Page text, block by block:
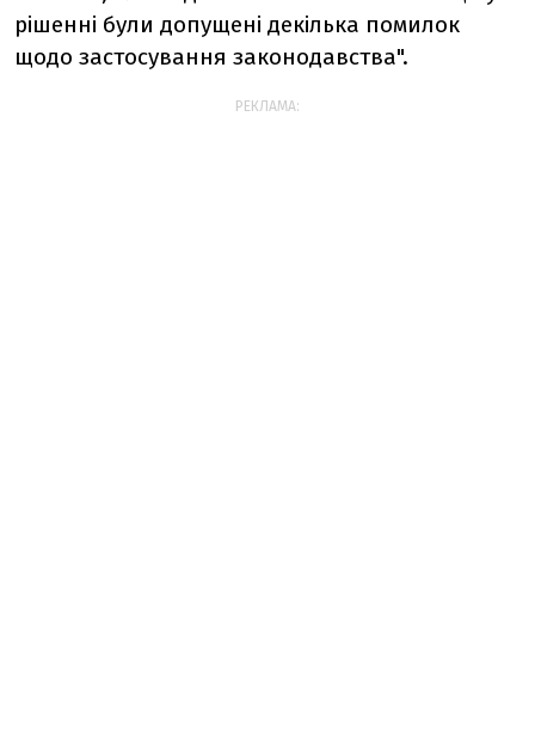
рішенні були допущені декілька помилок
щодо застосування законодавства".
РЕКЛАМА: